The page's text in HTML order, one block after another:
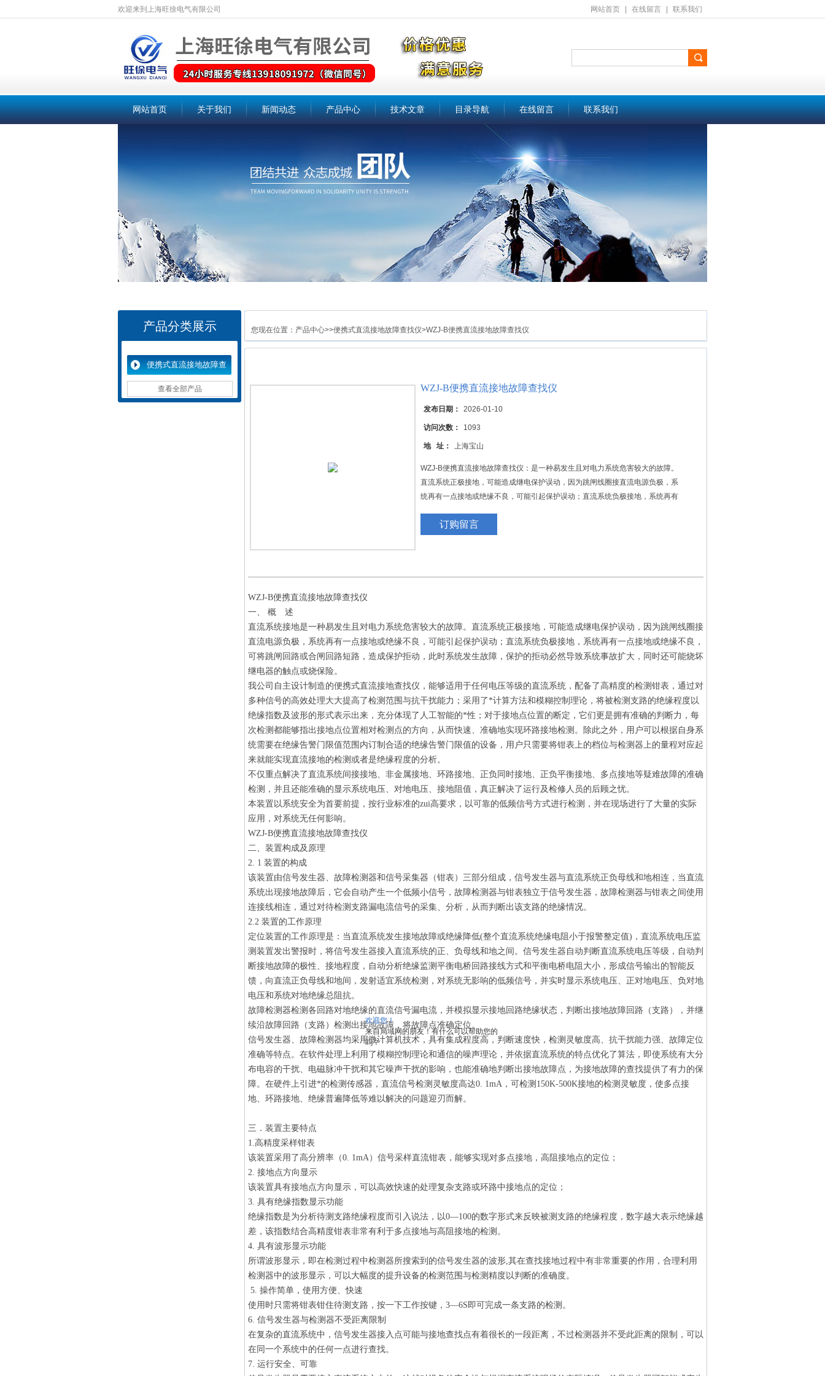
欢迎您！
来自局域网的朋友！有什么可以帮助您的
吗？
网站首页 在线留言 联系我们
欢迎来到上海旺徐电气有限公司
网站首页 关于我们 新闻动态 产品中心 技术文章 目录导航 在线留言 联系我们
产品分类展示
便携式直流接地故障查
找仪查看全部产品
您现在位置： 产品中心>>便携式直流接地故障查找仪>WZJ-B便携直流接地故障查找仪
WZJ-B便携直流接地故障查找仪
发布日期： 2026-01-10
访问次数： 1093
地 址： 上海宝山
WZJ-B便携直流接地故障查找仪：是一种易发生且对电力系统危害较大的故障。
直流系统正极接地，可能造成继电保护误动，因为跳闸线圈接直流电源负极，系
统再有一点接地或绝缘不良，可能引起保护误动；直流系统负极接地，系统再有
发生故障，保护的拒动必然导致系统事故扩大，同时还可能烧坏继电器的触点或
订购留言
WZJ-B便携直流接地故障查找仪
一、 概 述
直流系统接地是一种易发生且对电力系统危害较大的故障。直流系统正极接地，可能造成继电保护误动，因为跳闸线圈接
直流电源负极，系统再有一点接地或绝缘不良，可能引起保护误动；直流系统负极接地，系统再有一点接地或绝缘不良，
可将跳闸回路或合闸回路短路，造成保护拒动，此时系统发生故障，保护的拒动必然导致系统事故扩大，同时还可能烧坏
继电器的触点或烧保险。
我公司自主设计制造的便携式直流接地查找仪，能够适用于任何电压等级的直流系统，配备了高精度的检测钳表，通过对
多种信号的高效处理大大提高了检测范围与抗干扰能力；采用了*计算方法和模糊控制理论，将被检测支路的绝缘程度以
绝缘指数及波形的形式表示出来，充分体现了人工智能的*性；对于接地点位置的断定，它们更是拥有准确的判断力，每
次检测都能够指出接地点位置相对检测点的方向，从而快速、准确地实现环路接地检测。除此之外，用户可以根据自身系
统需要在绝缘告警门限值范围内订制合适的绝缘告警门限值的设备，用户只需要将钳表上的档位与检测器上的量程对应起
来就能实现直流接地的检测或者是绝缘程度的分析。
不仅重点解决了直流系统间接接地、非金属接地、环路接地、正负同时接地、正负平衡接地、多点接地等疑难故障的准确
检测，并且还能准确的显示系统电压、对地电压、接地阻值，真正解决了运行及检修人员的后顾之忧。
本装置以系统安全为首要前提，按行业标准的zui高要求，以可靠的低频信号方式进行检测，并在现场进行了大量的实际
应用，对系统无任何影响。
WZJ-B便携直流接地故障查找仪
二、装置构成及原理
2. 1 装置的构成
该装置由信号发生器、故障检测器和信号采集器（钳表）三部分组成，信号发生器与直流系统正负母线和地相连，当直流
系统出现接地故障后，它会自动产生一个低频小信号，故障检测器与钳表独立于信号发生器，故障检测器与钳表之间使用
连接线相连，通过对待检测支路漏电流信号的采集、分析，从而判断出该支路的绝缘情况。
2.2 装置的工作原理
定位装置的工作原理是：当直流系统发生接地故障或绝缘降低(整个直流系统绝缘电阻小于报警整定值)，直流系统电压监
测装置发出警报时，将信号发生器接入直流系统的正、负母线和地之间。信号发生器自动判断直流系统电压等级，自动判
断接地故障的极性、接地程度，自动分析绝缘监测平衡电桥回路接线方式和平衡电桥电阻大小，形成信号输出的智能反
馈，向直流正负母线和地间，发射适宜系统检测，对系统无影响的低频信号，并实时显示系统电压、正对地电压、负对地
电压和系统对地绝缘总阻抗。
故障检测器检测各回路对地绝缘的直流信号漏电流，并模拟显示接地回路绝缘状态，判断出接地故障回路（支路），并继
续沿故障回路（支路）检测出接地故障，将故障点准确定位。
信号发生器、故障检测器均采用微计算机技术，具有集成程度高，判断速度快，检测灵敏度高、抗干扰能力强、故障定位
准确等特点。在软件处理上利用了模糊控制理论和通信的噪声理论，并依据直流系统的特点优化了算法，即使系统有大分
布电容的干扰、电磁脉冲干扰和其它噪声干扰的影响，也能准确地判断出接地故障点，为接地故障的查找提供了有力的保
障。在硬件上引进*的检测传感器，直流信号检测灵敏度高达0. 1mA，可检测150K-500K接地的检测灵敏度，使多点接
地、环路接地、绝缘普遍降低等难以解决的问题迎刃而解。
三．装置主要特点
1.高精度采样钳表
该装置采用了高分辨率（0. 1mA）信号采样直流钳表，能够实现对多点接地，高阻接地点的定位；
2. 接地点方向显示
该装置具有接地点方向显示，可以高效快速的处理复杂支路或环路中接地点的定位；
3. 具有绝缘指数显示功能
绝缘指数是为分析待测支路绝缘程度而引入说法，以0—100的数字形式来反映被测支路的绝缘程度，数字越大表示绝缘越
差，该指数结合高精度钳表非常有利于多点接地与高阻接地的检测。
4. 具有波形显示功能
所谓波形显示，即在检测过程中检测器所搜索到的信号发生器的波形,其在查找接地过程中有非常重要的作用，合理利用
检测器中的波形显示，可以大幅度的提升设备的检测范围与检测精度以判断的准确度。
5. 操作简单，使用方便、快速
使用时只需将钳表钳住待测支路，按一下工作按键，3—6S即可完成一条支路的检测。
6. 信号发生器与检测器不受距离限制
在复杂的直流系统中，信号发生器接入点可能与接地查找点有着很长的一段距离，不过检测器并不受此距离的限制，可以
在同一个系统中的任何一点进行查找。
7. 运行安全、可靠